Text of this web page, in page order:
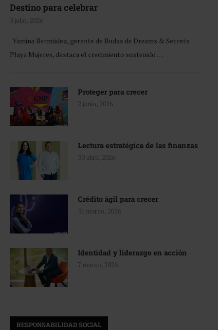
Destino para celebrar
3 julio, 2026
Yamina Bermúdez, gerente de Bodas de Dreams & Secrets
Playa Mujeres, destaca el crecimiento sostenido …
Proteger para crecer
2 junio, 2026
Lectura estratégica de las finanzas
30 abril, 2026
Crédito ágil para crecer
31 marzo, 2026
Identidad y liderazgo en acción
7 marzo, 2026
RESPONSABILIDAD SOCIAL